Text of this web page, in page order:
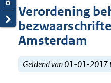
Verordening
Amsterdam
Geldend van 01-01-